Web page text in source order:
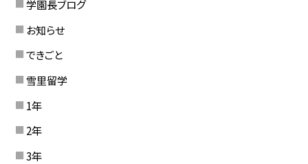
学園長ブログ
お知らせ
できごと
雪里留学
1年
2年
3年